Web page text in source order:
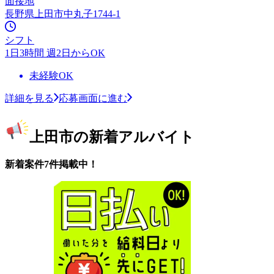
長野県上田市中丸子1744-1
シフト
1日3時間 週2日からOK
未経験OK
詳細を見る 応募画面に進む
上田市の新着アルバイト
新着案件7件掲載中！